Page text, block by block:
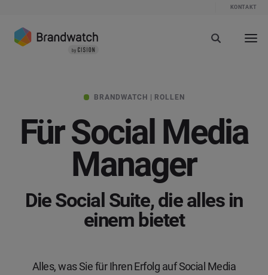
KONTAKT
BRANDWATCH | ROLLEN
Für Social Media
Manager
Die Social Suite, die alles in
einem bietet
Alles, was Sie für Ihren Erfolg auf Social Media